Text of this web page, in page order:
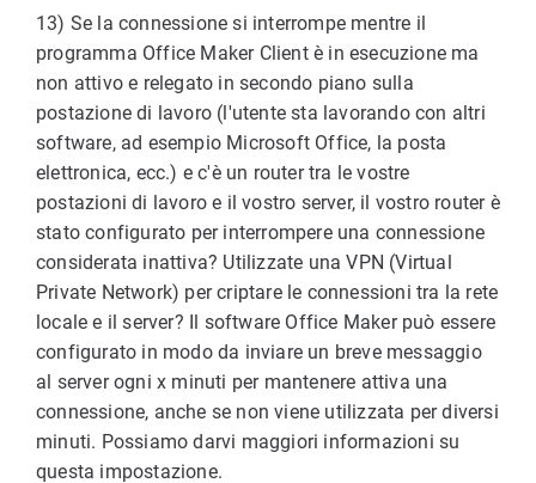
13) Se la connessione si interrompe mentre il
programma Office Maker Client è in esecuzione ma
non attivo e relegato in secondo piano sulla
postazione di lavoro (l'utente sta lavorando con altri
software, ad esempio Microsoft Office, la posta
elettronica, ecc.) e c'è un router tra le vostre
postazioni di lavoro e il vostro server, il vostro router è
stato configurato per interrompere una connessione
considerata inattiva? Utilizzate una VPN (Virtual
Private Network) per criptare le connessioni tra la rete
locale e il server? Il software Office Maker può essere
configurato in modo da inviare un breve messaggio
al server ogni x minuti per mantenere attiva una
connessione, anche se non viene utilizzata per diversi
minuti. Possiamo darvi maggiori informazioni su
questa impostazione.